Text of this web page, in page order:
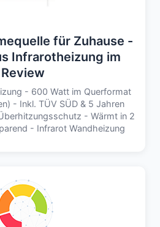
für Zuhause -
Infrarotheizung im
Review
- 600 Watt im Querformat
- Inkl. TÜV SÜD & 5 Jahren
- Wärmt in 2
- Infrarot Wandheizung